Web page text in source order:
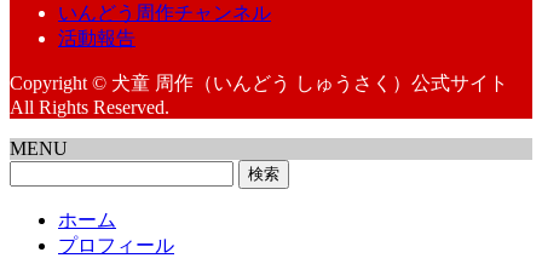
いんどう周作チャンネル
活動報告
Copyright © 犬童 周作（いんどう しゅうさく）公式サイト
All Rights Reserved.
MENU
ホーム
プロフィール